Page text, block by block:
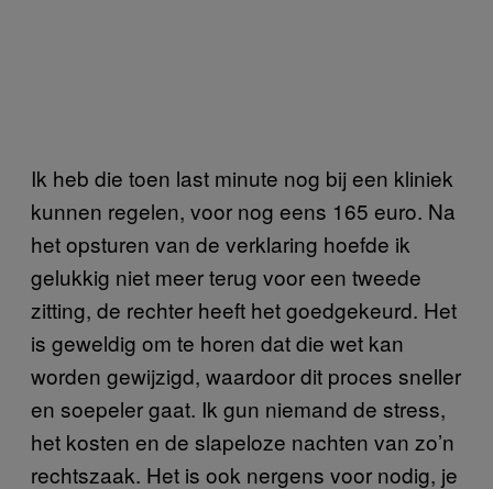
Ik heb die toen last minute nog bij een kliniek
kunnen regelen, voor nog eens 165 euro. Na
het opsturen van de verklaring hoefde ik
gelukkig niet meer terug voor een tweede
zitting, de rechter heeft het goedgekeurd. Het
is geweldig om te horen dat die wet kan
worden gewijzigd, waardoor dit proces sneller
en soepeler gaat. Ik gun niemand de stress,
het kosten en de slapeloze nachten van zo’n
rechtszaak. Het is ook nergens voor nodig, je